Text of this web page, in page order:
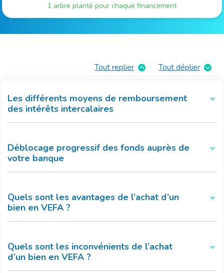
1 arbre planté pour chaque financement
Tout déplier
Tout replier
Les différents moyens de remboursement
des intérêts intercalaires
Déblocage progressif des fonds auprès de
votre banque
Quels sont les avantages de l’achat d’un
bien en VEFA ?
Quels sont les inconvénients de l’achat
d’un bien en VEFA ?